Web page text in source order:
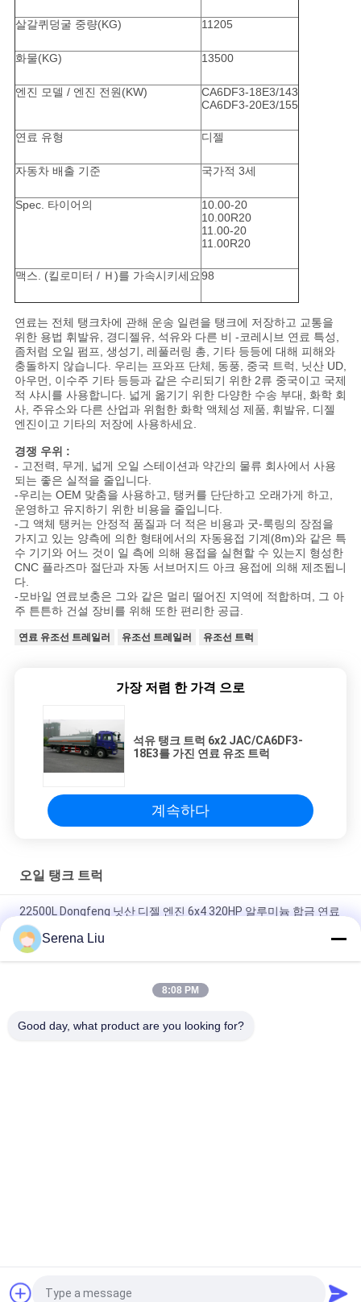
정
책
살갈퀴덩굴 중량(KG) 11205
화물(KG) 13500
엔진 모델 / 엔진 전원(KW)
CA6DF3-18E3/143
CA6DF3-20E3/155
연료 유형 디젤
자동차 배출 기준 국가적 3세
Spec. 타이어의
10.00-20
10.00R20
11.00-20
11.00R20
맥스. (킬로미터 / Ｈ)를 가속시키세요98
연료는 전체 탱크차에 관해 운송 일련을 탱크에 저장하고 교통을
위한 용법 휘발유, 경디젤유, 석유와 다른 비 -코레시브 연료 특성,
좀처럼 오일 펌프, 생성기, 레풀러링 총, 기타 등등에 대해 피해와
충돌하지 않습니다. 우리는 프와프 단체, 동풍, 중국 트럭, 닛산 UD,
아우먼, 이수주 기타 등등과 같은 수리되기 위한 2류 중국이고 국제
적 샤시를 사용합니다. 넓게 옮기기 위한 다양한 수송 부대, 화학 회
사, 주유소와 다른 산업과 위험한 화학 액체성 제품, 휘발유, 디젤
엔진이고 기타의 저장에 사용하세요.
경쟁 우위 :
- 고전력, 무게, 넓게 오일 스테이션과 약간의 물류 회사에서 사용
되는 좋은 실적을 줄입니다.
-우리는 OEM 맞춤을 사용하고, 탱커를 단단하고 오래가게 하고,
운영하고 유지하기 위한 비용을 줄입니다.
-그 액체 탱커는 안정적 품질과 더 적은 비용과 굿-룩링의 장점을
가지고 있는 양측에 의한 형태에서의 자동용접 기계(8m)와 같은 특
수 기기와 어느 것이 일 측에 의해 용접을 실현할 수 있는지 형성한
CNC 플라즈마 절단과 자동 서브머지드 아크 용접에 의해 제조됩니
다.
-모바일 연료보충은 그와 같은 멀리 떨어진 지역에 적합하며, 그 아
주 튼튼하 건설 장비를 위해 또한 편리한 공급.
연료 유조선 트레일러 유조선 트레일러 유조선 트럭
가장 저렴 한 가격 으로
석유 탱크 트럭 6x2 JAC/CA6DF3-
18E3를 가진 연료 유조 트럭
계속하다
오일 탱크 트럭
22500L Dongfeng 닛산 디젤 엔진 6x4 320HP 알루미늄 합금 연료
유 납품 트럭
6X4 동풍 닛산 디젤 섀시로 5944 미국 갤런 320HP 알루미늄 합금
Serena Liu
8:08 PM
Good day, what product are you looking for?